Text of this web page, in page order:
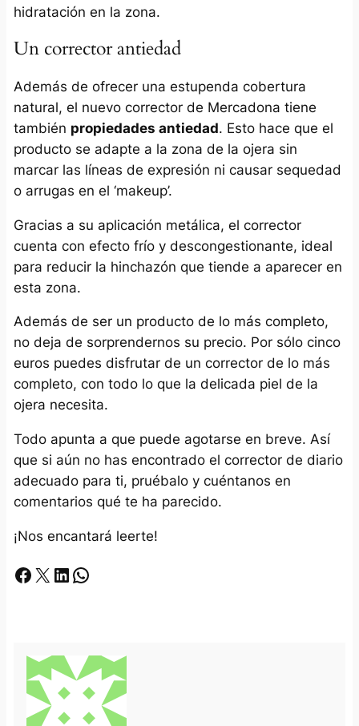
hidratación en la zona.
Un corrector antiedad
Además de ofrecer una estupenda cobertura
natural, el nuevo corrector de Mercadona tiene
también propiedades antiedad. Esto hace que el
producto se adapte a la zona de la ojera sin
marcar las líneas de expresión ni causar sequedad
o arrugas en el ‘makeup’.
Gracias a su aplicación metálica, el corrector
cuenta con efecto frío y descongestionante, ideal
para reducir la hinchazón que tiende a aparecer en
esta zona.
Además de ser un producto de lo más completo,
no deja de sorprendernos su precio. Por sólo cinco
euros puedes disfrutar de un corrector de lo más
completo, con todo lo que la delicada piel de la
ojera necesita.
Todo apunta a que puede agotarse en breve. Así
que si aún no has encontrado el corrector de diario
adecuado para ti, pruébalo y cuéntanos en
comentarios qué te ha parecido.
¡Nos encantará leerte!
Facebook X LinkedIn Whatsapp